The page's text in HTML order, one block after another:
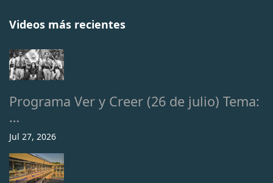
Videos más recientes
Programa Ver y Creer (26 de julio) Tema:
…
Jul 27, 2026